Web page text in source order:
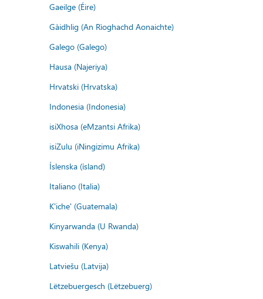
Gaeilge (Éire)
Gàidhlig (An Rìoghachd Aonaichte)
Galego (Galego)
Hausa (Najeriya)
Hrvatski (Hrvatska)
Indonesia (Indonesia)
isiXhosa (eMzantsi Afrika)
isiZulu (iNingizimu Afrika)
Íslenska (ísland)
Italiano (Italia)
K'iche' (Guatemala)
Kinyarwanda (U Rwanda)
Kiswahili (Kenya)
Latviešu (Latvija)
Lëtzebuergesch (Lëtzebuerg)